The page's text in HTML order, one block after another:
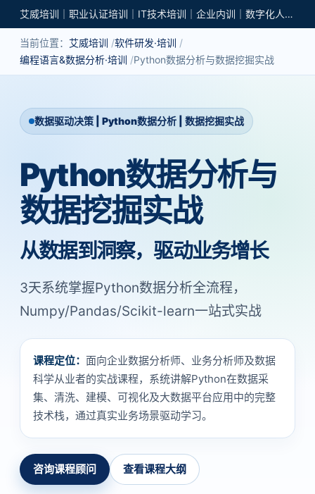
艾威培训｜职业认证培训｜IT技术培训｜企业内训｜数字化人才培养
当前位置： 艾威培训 软件研发·培训
编程语言&数据分析·培训
Python数据分析与数据挖掘实战
数据驱动决策 | Python数据分析 | 数据挖掘实战
Python数据分析与
数据挖掘实战
从数据到洞察，驱动业务增长
3天系统掌握Python数据分析全流程，
Numpy/Pandas/Scikit-learn一站式实战
课程定位： 面向企业数据分析师、业务分析师及数据
科学从业者的实战课程，系统讲解Python在数据采
集、清洗、建模、可视化及大数据平台应用中的完整
技术栈，通过真实业务场景驱动学习。
咨询课程顾问 查看课程大纲